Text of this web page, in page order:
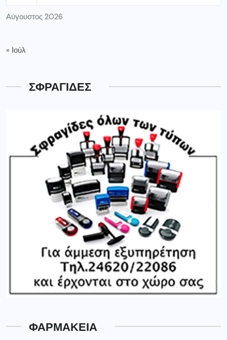
Αύγουστος 2026
« Ιούλ
ΣΦΡΑΓΙΔΕΣ
ΦΑΡΜΑΚΕΙΑ